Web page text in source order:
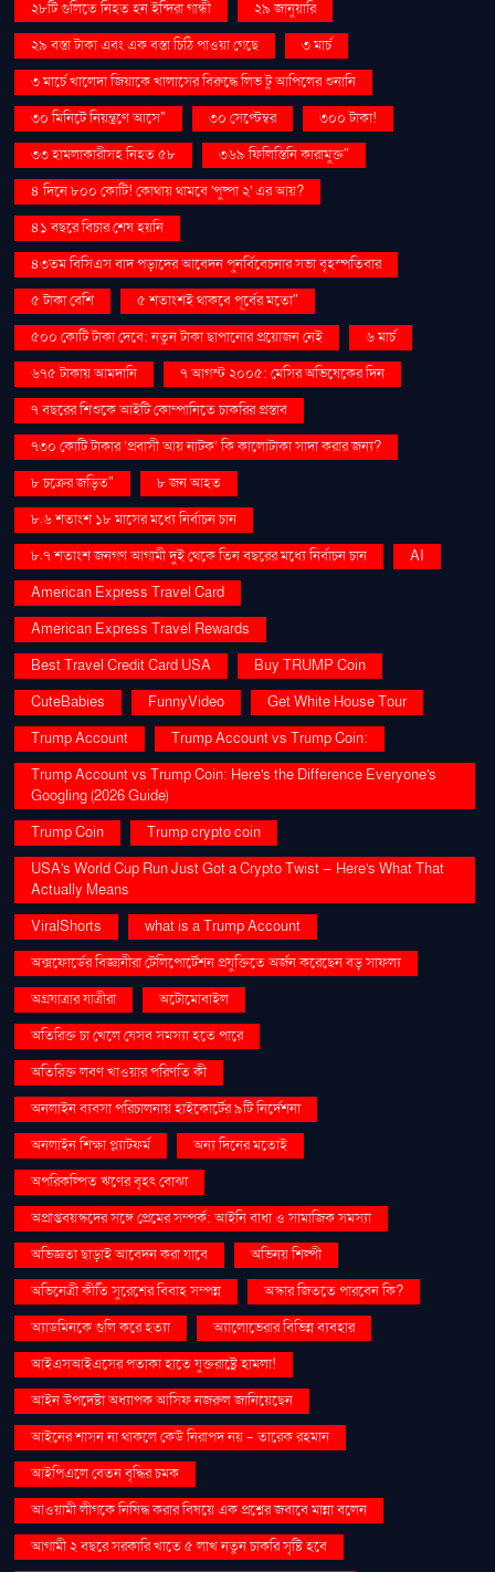
২৮টি গুলিতে নিহত হন ইন্দিরা গান্ধী
২৯ জানুয়ারি
২৯ বস্তা টাকা এবং এক বস্তা চিঠি পাওয়া গেছে
৩ মার্চ
৩ মার্চে খালেদা জিয়াকে খালাসের বিরুদ্ধে লিভ টু আপিলের শুনানি
৩০ মিনিটে নিয়ন্ত্রণে আসে"
৩০ সেপ্টেম্বর
৩০০ টাকা!
৩৩ হামলাকারীসহ নিহত ৫৮
৩৬৯ ফিলিস্তিনি কারামুক্ত"
৪ দিনে ৮০০ কোটি! কোথায় থামবে 'পুষ্পা ২' এর আয়?
৪১ বছরে বিচার শেষ হয়নি
৪৩তম বিসিএস বাদ পড়াদের আবেদন পুনর্বিবেচনার সভা বৃহস্পতিবার
৫ টাকা বেশি
৫ শতাংশই থাকবে পূর্বের মতো"
৫০০ কোটি টাকা দেবে: নতুন টাকা ছাপানোর প্রয়োজন নেই
৬ মার্চ
৬৭৫ টাকায় আমদানি
৭ আগস্ট ২০০৫: মেসির অভিষেকের দিন
৭ বছরের শিশুকে আইটি কোম্পানিতে চাকরির প্রস্তাব
৭৩০ কোটি টাকার ‘প্রবাসী আয় নাটক’ কি কালোটাকা সাদা করার জন্য?
৮ চক্রের জড়িত"
৮ জন আহত
৮.৬ শতাংশ ১৮ মাসের মধ্যে নির্বাচন চান
৮.৭ শতাংশ জনগণ আগামী দুই থেকে তিন বছরের মধ্যে নির্বাচন চান
AI
American Express Travel Card
American Express Travel Rewards
Best Travel Credit Card USA
Buy TRUMP Coin
CuteBabies
FunnyVideo
Get White House Tour
Trump Account
Trump Account vs Trump Coin:
Trump Account vs Trump Coin: Here's the Difference Everyone's
Googling (2026 Guide)
Trump Coin
Trump crypto coin
USA's World Cup Run Just Got a Crypto Twist — Here's What That
Actually Means
ViralShorts
what is a Trump Account
অক্সফোর্ডের বিজ্ঞানীরা টেলিপোর্টেশন প্রযুক্তিতে অর্জন করেছেন বড় সাফল্য
অগ্রযাত্রার যাত্রীরা
অটোমোবাইল
অতিরিক্ত চা খেলে যেসব সমস্যা হতে পারে
অতিরিক্ত লবণ খাওয়ার পরিণতি কী
অনলাইন ব্যবসা পরিচালনায় হাইকোর্টের ৯টি নির্দেশনা
অনলাইন শিক্ষা প্ল্যাটফর্ম
অন্য দিনের মতোই
অপরিকল্পিত ঋণের বৃহৎ বোঝা
অপ্রাপ্তবয়স্কদের সঙ্গে প্রেমের সম্পর্ক: আইনি বাধা ও সামাজিক সমস্যা
অভিজ্ঞতা ছাড়াই আবেদন করা যাবে
অভিনয় শিল্পী
অভিনেত্রী কীর্তি সুরেশের বিবাহ সম্পন্ন
অস্কার জিততে পারবেন কি?
অ্যাডমিনকে গুলি করে হত্যা
অ্যালোভেরার বিভিন্ন ব্যবহার
আইএসআইএসের পতাকা হাতে যুক্তরাষ্ট্রে হামলা!
আইন উপদেষ্টা অধ্যাপক আসিফ নজরুল জানিয়েছেন
আইনের শাসন না থাকলে কেউ নিরাপদ নয় - তারেক রহমান
আইপিএলে বেতন বৃদ্ধির চমক
আওয়ামী লীগকে নিষিদ্ধ করার বিষয়ে এক প্রশ্নের জবাবে মান্না বলেন
আগামী ২ বছরে সরকারি খাতে ৫ লাখ নতুন চাকরি সৃষ্টি হবে